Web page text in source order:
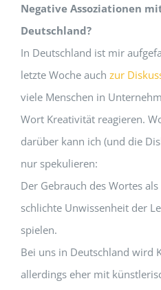
Negative Assoziationen
Deutschland?
In Deutschland ist mir
letzte Woche auch zur
viele Menschen in
Wort Kreativität reagieren.
darüber kann ich (und die
nur spekulieren:
Der Gebrauch des Wortes
schlichte Unwissenheit der
spielen.
Bei uns in Deutschland wird
allerdings eher mit